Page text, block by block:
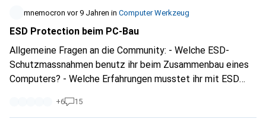
mnemocron vor 9 Jahren in Computer Werkzeug
ESD Protection beim PC-Bau
Allgemeine Fragen an die Community: - Welche ESD-
Schutzmassnahmen benutz ihr beim Zusammenbau eines
Computers? - Welche Erfahrungen musstet ihr mit ESD
besondere Vorkehrungen bei meinen Builds getroffen
habe. Und wenn man sich die Lagerbestände von ESD
+6 15